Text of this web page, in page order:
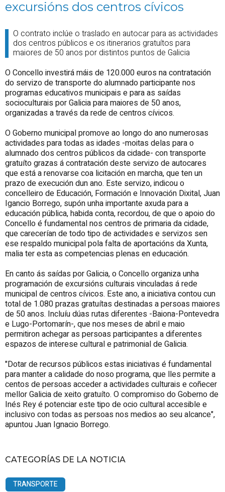
excursións dos centros cívicos
O contrato inclúe o traslado en autocar para as actividades
dos centros públicos e os itinerarios gratuítos para
maiores de 50 anos por distintos puntos de Galicia
O Concello investirá máis de 120.000 euros na contratación
do servizo de transporte do alumnado participante nos
programas educativos municipais e para as saídas
socioculturais por Galicia para maiores de 50 anos,
organizadas a través da rede de centros cívicos.
O Goberno municipal promove ao longo do ano numerosas
actividades para todas as idades -moitas delas para o
alumnado dos centros públicos da cidade- con transporte
gratuíto grazas á contratación deste servizo de autocares
que está a renovarse coa licitación en marcha, que ten un
prazo de execución dun ano. Este servizo, indicou o
concelleiro de Educación, Formación e Innovación Dixital, Juan
Igancio Borrego, supón unha importante axuda para a
educación pública, habida conta, recordou, de que o apoio do
Concello é fundamental nos centros de primaria da cidade,
que carecerían de todo tipo de actividades e servizos sen
ese respaldo municipal pola falta de aportacións da Xunta,
malia ter esta as competencias plenas en educación.
En canto ás saídas por Galicia, o Concello organiza unha
programación de excursións culturais vinculadas á rede
municipal de centros cívicos. Este ano, a iniciativa contou cun
total de 1.080 prazas gratuítas destinadas a persoas maiores
de 50 anos. Incluíu dúas rutas diferentes -Baiona-Pontevedra
e Lugo-Portomarín-, que nos meses de abril e maio
permitiron achegar as persoas participantes a diferentes
espazos de interese cultural e patrimonial de Galicia.
"Dotar de recursos públicos estas iniciativas é fundamental
para manter a calidade do noso programa, que lles permite a
centos de persoas acceder a actividades culturais e coñecer
mellor Galicia de xeito gratuíto. O compromiso do Goberno de
Inés Rey é potenciar este tipo de ocio cultural accesible e
inclusivo con todas as persoas nos medios ao seu alcance",
apuntou Juan Ignacio Borrego.
CATEGORÍAS DE LA NOTICIA
TRANSPORTE